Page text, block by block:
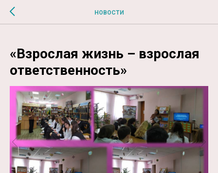
$MESSAGE$
НОВОСТИ
«Взрослая жизнь – взрослая
ответственность»